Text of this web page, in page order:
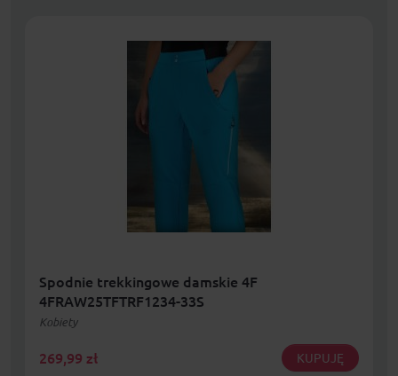
Spodnie trekkingowe damskie 4F
4FRAW25TFTRF1234-33S
Kobiety
269,99 zł KUPUJĘ